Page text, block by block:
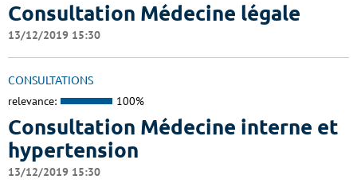
Consultation Médecine légale
13/12/2019 15:30
CONSULTATIONS
relevance: 100%
Consultation Médecine interne et
hypertension
13/12/2019 15:30